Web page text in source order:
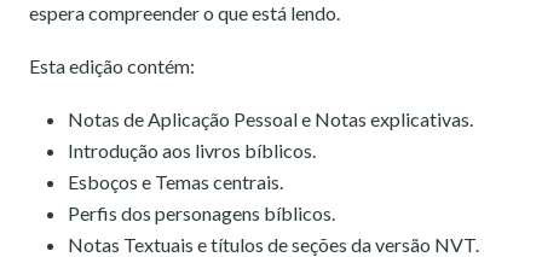
espera compreender o que está lendo.
Esta edição contém:
Notas de Aplicação Pessoal e Notas explicativas.
Introdução aos livros bíblicos.
Esboços e Temas centrais.
Perfis dos personagens bíblicos.
Notas Textuais e títulos de seções da versão NVT.